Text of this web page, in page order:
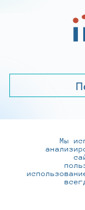
+7
127273, г.
Мы